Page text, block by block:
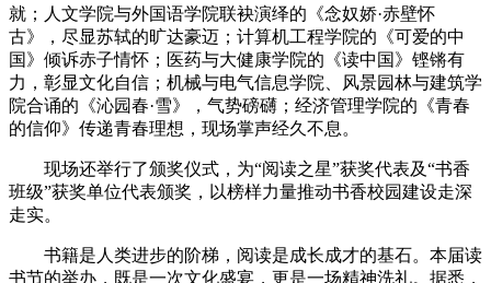
就；人文学院与外国语学院联袂演绎的《念奴娇·赤壁怀
古》，尽显苏轼的旷达豪迈；计算机工程学院的《可爱的中
国》倾诉赤子情怀；医药与大健康学院的《读中国》铿锵有
力，彰显文化自信；机械与电气信息学院、风景园林与建筑学
院合诵的《沁园春·雪》，气势磅礴；经济管理学院的《青春
的信仰》传递青春理想，现场掌声经久不息。
现场还举行了颁奖仪式，为“阅读之星”获奖代表及“书香
班级”获奖单位代表颁奖，以榜样力量推动书香校园建设走深
走实。
书籍是人类进步的阶梯，阅读是成长成才的基石。本届读
书节的举办，既是一次文化盛宴，更是一场精神洗礼。据悉，